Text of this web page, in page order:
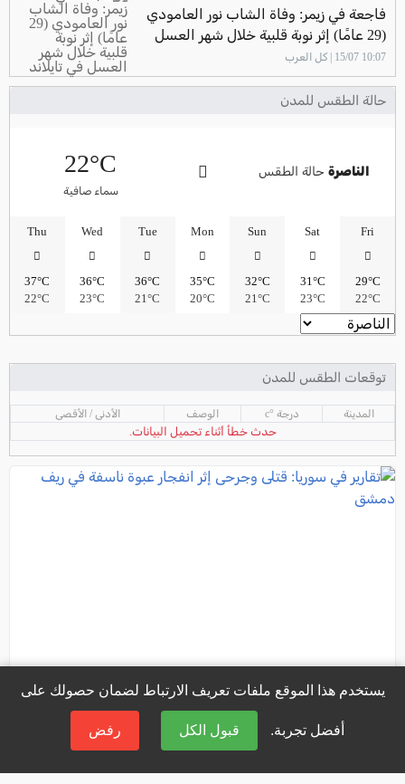
حالة الطقس للمدن
الناصرةحالة الطقس 22°C
سماء صافية
Fri
29°C
22°C
Sat
31°C
23°C
Sun
32°C
21°C
Mon
35°C
20°C
Tue
36°C
21°C
Wed
36°C
23°C
Thu
37°C
22°C
توقعات الطقس للمدن
المدينة درجة °c الوصف الأدنى / الأقصى
حدث خطأ أثناء تحميل البيانات.
فاجعة في زيمر: وفاة الشاب نور العامودي
(29 عامًا) إثر نوبة قلبية خلال شهر العسل
في تايلاند
10:07 15/07 | كل العرب
يستخدم هذا الموقع ملفات تعريف الارتباط لضمان حصولك على
أفضل تجربة. قبول الكل رفض